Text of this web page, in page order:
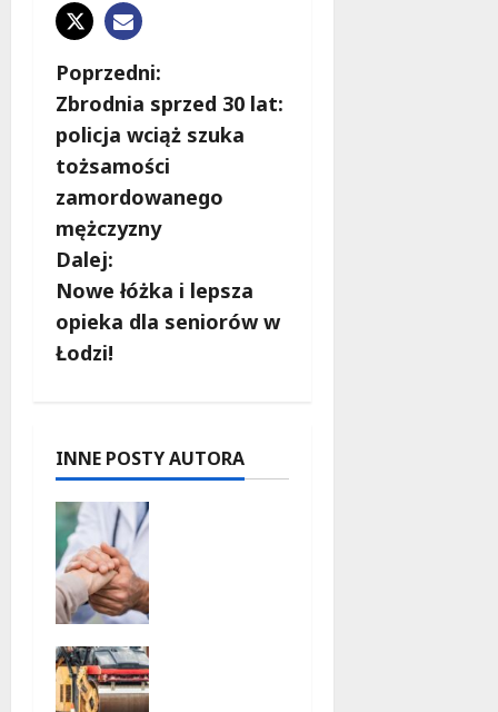
Z
o
b
a
c
z
w
i
s
y
Poprzedni:
Zbrodnia sprzed 30 lat:
policja wciąż szuka
tożsamości
zamordowanego
mężczyzny
Dalej:
Nowe łóżka i lepsza
opieka dla seniorów w
Łodzi!
INNE POSTY AUTORA